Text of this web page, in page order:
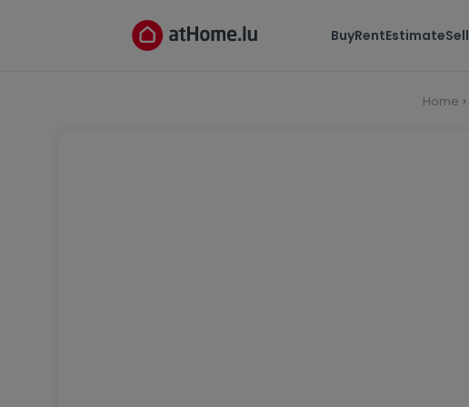
BuyRentEstimateSell
Home